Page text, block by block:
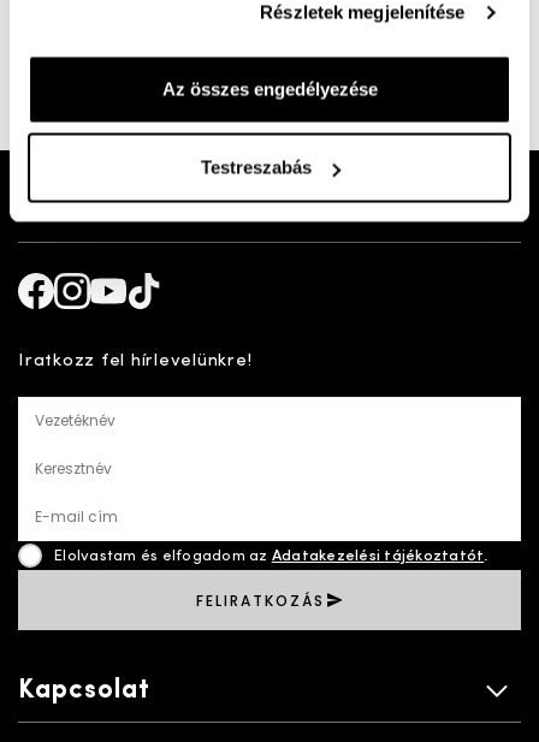
Részletek megjelenítése
Az összes engedélyezése
Testreszabás
Impregnáló spray, ápoló hatással rusztikus bőrökhöz.
olajos nubuk bőr speciális rusztikus optikáját.
Cikkszám:100004437
Kövess minket!
Iratkozz fel hírlevelünkre!
Vezetéknév
Keresztnév
E-mail cím
Elolvastam és elfogadom az Adatakezelési tájékoztatót.
FELIRATKOZÁS
Kapcsolat